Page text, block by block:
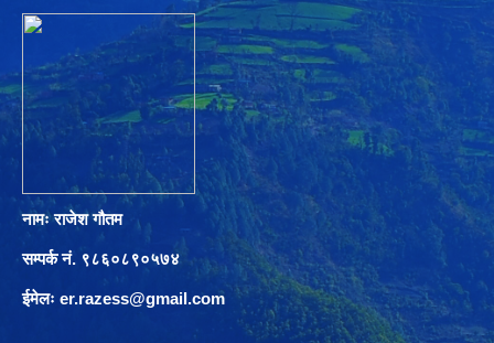
नामः राजेश गौतम
सम्पर्क नं. ९८६०८९०५७४
ईमेलः er.razess@gmail.com